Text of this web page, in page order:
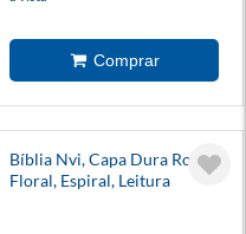
Bíblia Nvi, Capa Dura Rosa
Floral, Espiral, Leitura